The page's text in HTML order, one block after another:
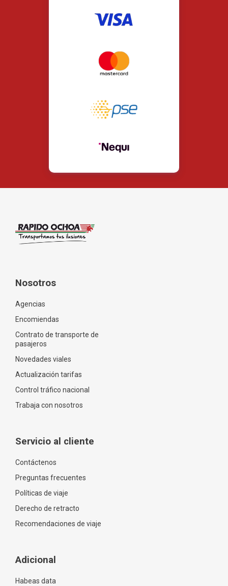
Nosotros
Agencias
Encomiendas
Contrato de transporte de
pasajeros
Novedades viales
Actualización tarifas
Control tráfico nacional
Trabaja con nosotros
Servicio al cliente
Contáctenos
Preguntas frecuentes
Políticas de viaje
Derecho de retracto
Recomendaciones de viaje
Adicional
Habeas data